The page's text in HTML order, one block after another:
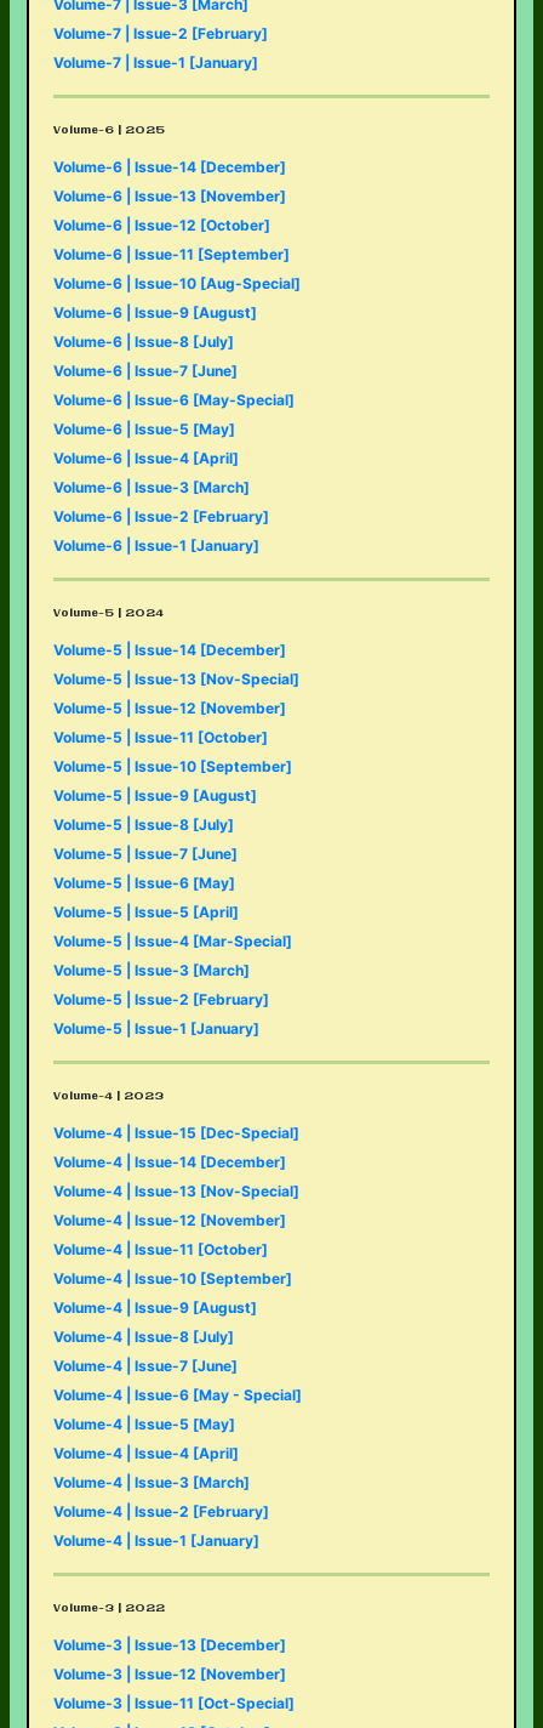
Volume-7 | Issue-3 [March]
Volume-7 | Issue-2 [February]
Volume-7 | Issue-1 [January]
Volume-6 | 2025
Volume-6 | Issue-14 [December]
Volume-6 | Issue-13 [November]
Volume-6 | Issue-12 [October]
Volume-6 | Issue-11 [September]
Volume-6 | Issue-10 [Aug-Special]
Volume-6 | Issue-9 [August]
Volume-6 | Issue-8 [July]
Volume-6 | Issue-7 [June]
Volume-6 | Issue-6 [May-Special]
Volume-6 | Issue-5 [May]
Volume-6 | Issue-4 [April]
Volume-6 | Issue-3 [March]
Volume-6 | Issue-2 [February]
Volume-6 | Issue-1 [January]
Volume-5 | 2024
Volume-5 | Issue-14 [December]
Volume-5 | Issue-13 [Nov-Special]
Volume-5 | Issue-12 [November]
Volume-5 | Issue-11 [October]
Volume-5 | Issue-10 [September]
Volume-5 | Issue-9 [August]
Volume-5 | Issue-8 [July]
Volume-5 | Issue-7 [June]
Volume-5 | Issue-6 [May]
Volume-5 | Issue-5 [April]
Volume-5 | Issue-4 [Mar-Special]
Volume-5 | Issue-3 [March]
Volume-5 | Issue-2 [February]
Volume-5 | Issue-1 [January]
Volume-4 | 2023
Volume-4 | Issue-15 [Dec-Special]
Volume-4 | Issue-14 [December]
Volume-4 | Issue-13 [Nov-Special]
Volume-4 | Issue-12 [November]
Volume-4 | Issue-11 [October]
Volume-4 | Issue-10 [September]
Volume-4 | Issue-9 [August]
Volume-4 | Issue-8 [July]
Volume-4 | Issue-7 [June]
Volume-4 | Issue-6 [May - Special]
Volume-4 | Issue-5 [May]
Volume-4 | Issue-4 [April]
Volume-4 | Issue-3 [March]
Volume-4 | Issue-2 [February]
Volume-4 | Issue-1 [January]
Volume-3 | 2022
Volume-3 | Issue-13 [December]
Volume-3 | Issue-12 [November]
Volume-3 | Issue-11 [Oct-Special]